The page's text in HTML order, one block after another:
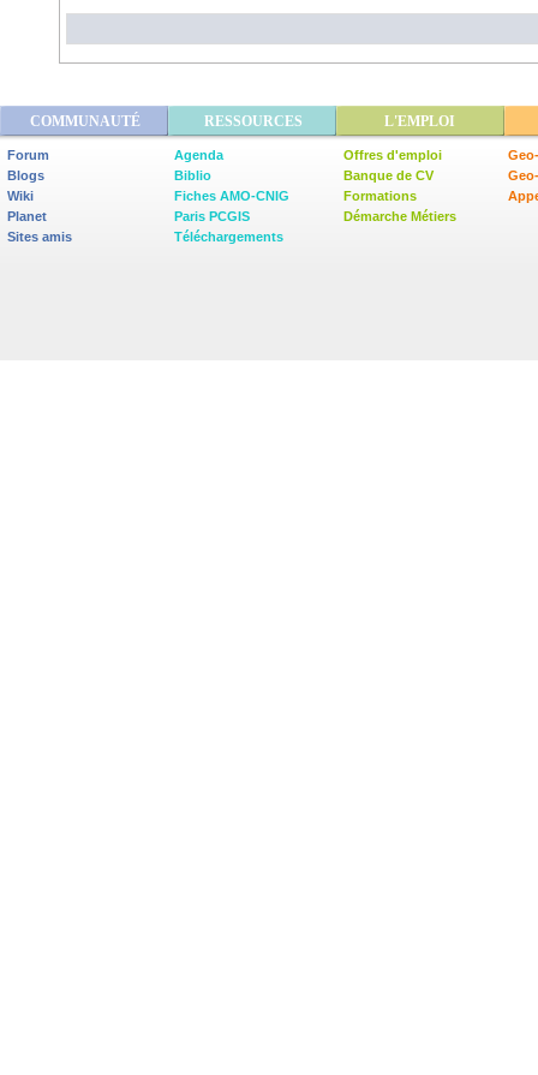
COMMUNAUTÉ RESSOURCES L'EMPLOI
Forum
Blogs
Wiki
Planet
Sites amis
Agenda
Biblio
Fiches AMO-CNIG
Paris PCGIS
Téléchargements
Offres d'emploi
Banque de CV
Formations
Démarche Métiers